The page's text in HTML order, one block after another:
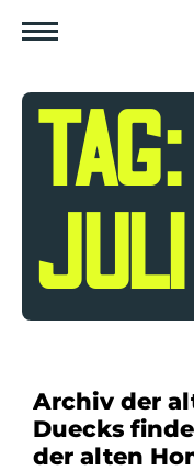
Archiv der
Duecks
der alten